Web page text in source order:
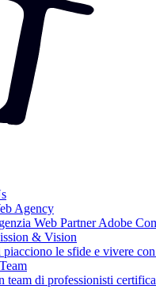
Agency
Web Partner Adobe
& Vision
piacciono le sfide e vivere
team di professionisti